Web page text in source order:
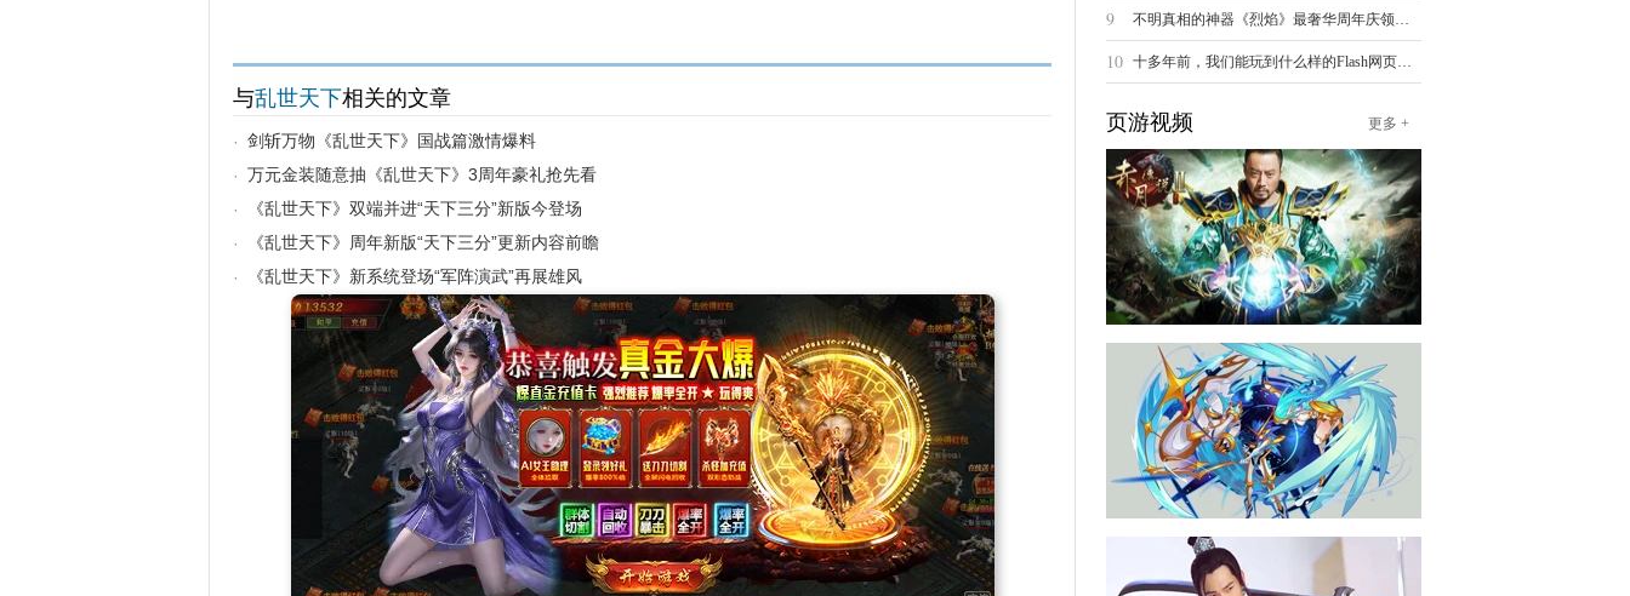
与乱世天下相关的文章
· 剑斩万物《乱世天下》国战篇激情爆料
· 万元金装随意抽《乱世天下》3周年豪礼抢先看
·
《乱世天下》双端并进“天下三分”新版今登场
·
《乱世天下》周年新版“天下三分”更新内容前瞻
·
《乱世天下》新系统登场“军阵演武”再展雄风
9 不明真相的神器《烈焰》最奢华周年庆领跑全球
10 十多年前，我们能玩到什么样的Flash网页小游戏？
页游视频 更多 +
赤月传说2
03-10
《赤月传说2》张涵予片场视
频
赛尔号